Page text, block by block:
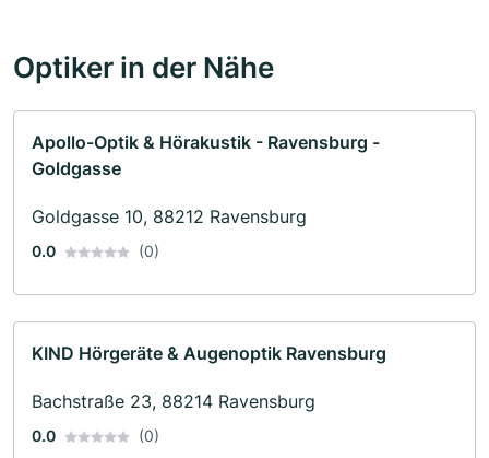
Optiker in der Nähe
Apollo-Optik & Hörakustik - Ravensburg -
Goldgasse
Goldgasse 10, 88212 Ravensburg
0.0 (0)
KIND Hörgeräte & Augenoptik Ravensburg
Bachstraße 23, 88214 Ravensburg
0.0 (0)